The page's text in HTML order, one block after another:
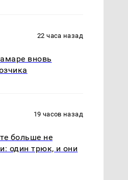
22 часа назад
вновь
19 часов назад
больше не
один трюк, и они